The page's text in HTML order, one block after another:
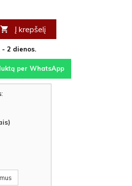
 Į krepšelį
- 2 dienos.
per WhatsApp
: